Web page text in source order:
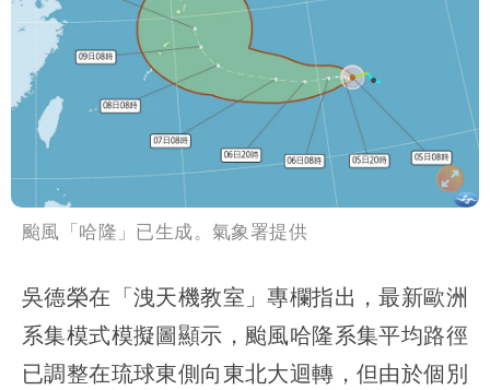
颱風「哈隆」已生成。氣象署提供
吳德榮在「洩天機教室」專欄指出，最新歐洲
系集模式模擬圖顯示，颱風哈隆系集平均路徑
已調整在琉球東側向東北大迴轉，但由於個別